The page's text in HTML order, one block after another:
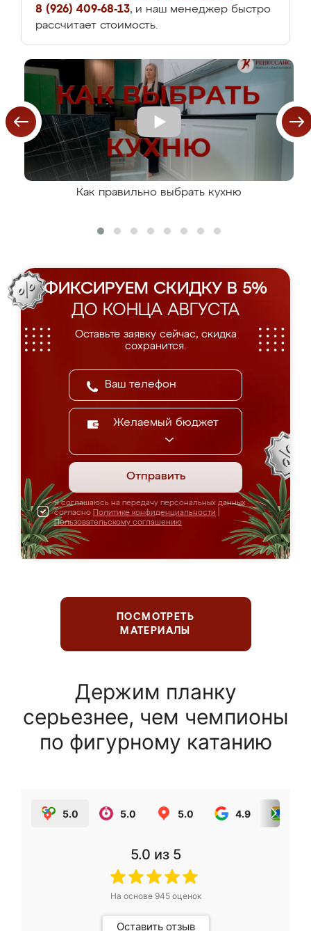
8 (926) 409-68-13, и наш менеджер быстро
рассчитает стоимость.
Как правильно выбрать кухню
ФИКСИРУЕМ СКИДКУ В 5%
ДО КОНЦА АВГУСТА
Оставьте заявку сейчас, скидка
сохранится.
Желаемый бюджет
Отправить
Я соглашаюсь на передачу персональных данных
согласно Политике конфиденциальности
Пользовательскому соглашению
ПОСМОТРЕТЬ
МАТЕРИАЛЫ
Держим планку
серьезнее, чем чемпионы
по фигурному катанию
5.0 5.0 5.0 4.9
5.0 из 5
На основе 945оценок
Оставить отзыв